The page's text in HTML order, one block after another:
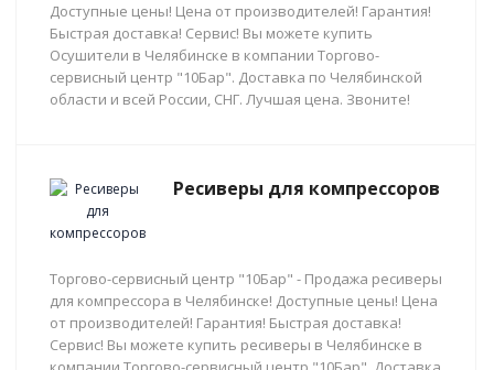
Доступные цены! Цена от производителей! Гарантия!
Быстрая доставка! Сервис! Вы можете купить
Осушители в Челябинске в компании Торгово-
сервисный центр "10Бар". Доставка по Челябинской
области и всей России, СНГ. Лучшая цена. Звоните!
Ресиверы для компрессоров
Торгово-сервисный центр "10Бар" - Продажа ресиверы
для компрессора в Челябинске! Доступные цены! Цена
от производителей! Гарантия! Быстрая доставка!
Сервис! Вы можете купить ресиверы в Челябинске в